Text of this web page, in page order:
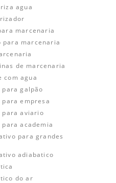
agua
marcenaria
para marcenaria
de marcenaria
com agua
galpão
empresa
aviario
academia
para grandes
adiabatico
do ar